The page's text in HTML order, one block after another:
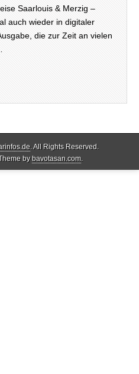
Saarlouis & Merzig –
auch wieder in digitaler
die zur Zeit an vielen
. All Rights Reserved.
bybavotasan.com.